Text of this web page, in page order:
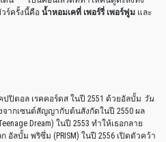
ร์ครั้งนี้คือ น้ำหอมเคที่ เพอร์รี่ เพอร์ฟูม และ
ปิตอล เรคคอร์ดส ในปี 2551 ด้วยอัลบั้ม วัน
งจากเซนต์สัญญากับต้นสังกัดในปี 2550 ผล
Dream) ในปี 2553 ทำให้เธอกลาย
อัลบั้ม พริซึ่ม (PRISM) ในปี 2556 เปิดตัวคว้า